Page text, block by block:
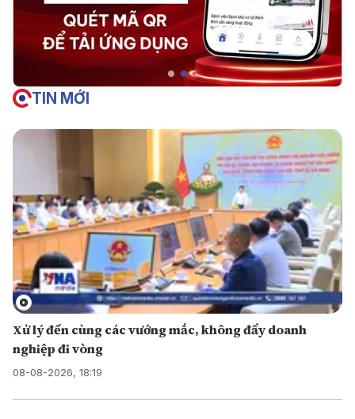
TIN MỚI
Xử lý đến cùng các vướng mắc, không đẩy doanh
nghiệp đi vòng
08-08-2026, 18:19